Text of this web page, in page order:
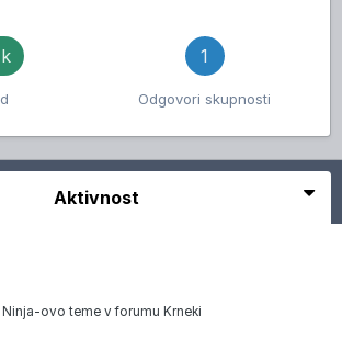
1
Odgovori skupnosti
Aktivnost
Ninja-ovo teme v forumu Krneki